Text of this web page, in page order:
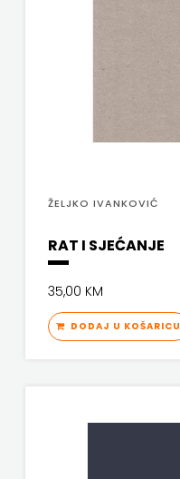
ŽELJKO IVANKOVIĆ
RAT I SJEĆANJE
35,00 KM
DODAJ U KOŠARICU